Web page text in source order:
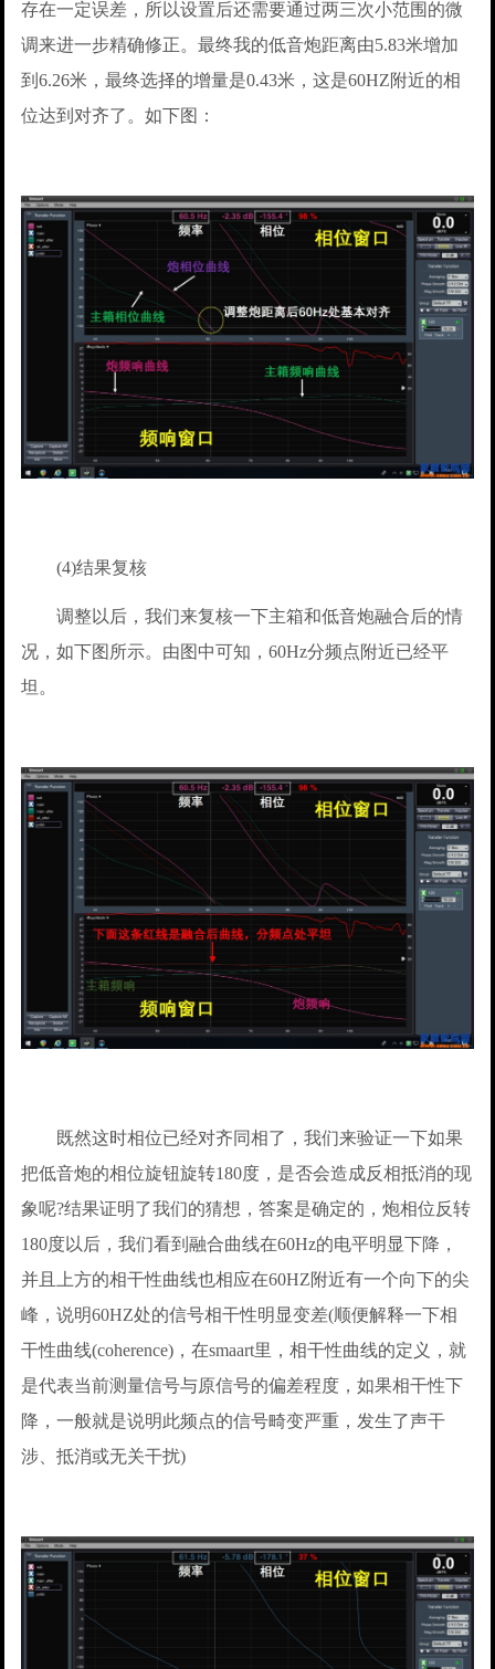
存在一定误差，所以设置后还需要通过两三次小范围的微
调来进一步精确修正。最终我的低音炮距离由5.83米增加
到6.26米，最终选择的增量是0.43米，这是60HZ附近的相
位达到对齐了。如下图：
(4)结果复核
调整以后，我们来复核一下主箱和低音炮融合后的情
况，如下图所示。由图中可知，60Hz分频点附近已经平
坦。
既然这时相位已经对齐同相了，我们来验证一下如果
把低音炮的相位旋钮旋转180度，是否会造成反相抵消的现
象呢?结果证明了我们的猜想，答案是确定的，炮相位反转
180度以后，我们看到融合曲线在60Hz的电平明显下降，
并且上方的相干性曲线也相应在60HZ附近有一个向下的尖
峰，说明60HZ处的信号相干性明显变差(顺便解释一下相
干性曲线(coherence)，在smaart里，相干性曲线的定义，就
是代表当前测量信号与原信号的偏差程度，如果相干性下
降，一般就是说明此频点的信号畸变严重，发生了声干
涉、抵消或无关干扰)